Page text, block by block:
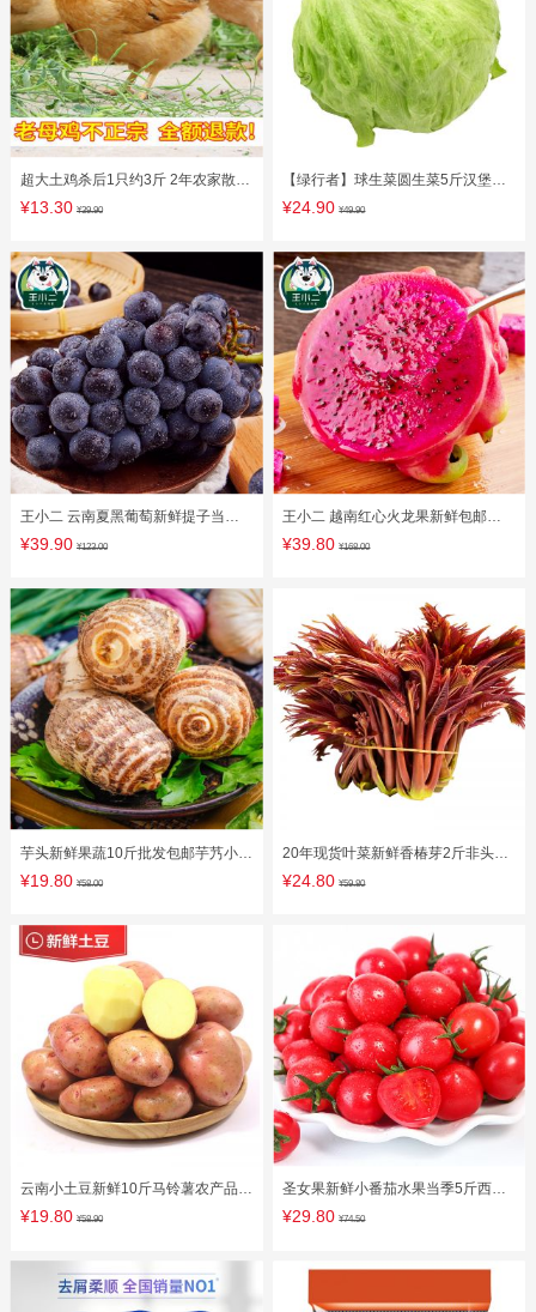
超大土鸡杀后1只约3斤 2年农家散养
老母鸡草鸡笨鸡走地鸡 现杀
¥13.30 ¥39.90
【绿行者】球生菜圆生菜5斤汉堡用
山东新鲜蔬菜即食轻食沙拉青菜
¥24.90 ¥49.90
王小二 云南夏黑葡萄新鲜提子当季
水果包邮无籽黑提红应季批发2斤
¥39.90 ¥123.00
王小二 越南红心火龙果新鲜包邮水
果当季大果整箱批发5斤红肉10
¥39.80 ¥168.00
芋头新鲜果蔬10斤批发包邮芋艿小芋
头香芋农家自种植粉糯荔浦整箱
¥19.80 ¥58.00
20年现货叶菜新鲜香椿芽2斤非头茬
红油香椿露天采摘助农蔬菜包邮
¥24.80 ¥59.80
云南小土豆新鲜10斤马铃薯农产品蔬
菜红皮洋芋批发迷你小黄心土豆
¥19.80 ¥58.90
圣女果新鲜小番茄水果当季5斤西红
柿应季时令整箱批天然千蔬菜禧
¥29.80 ¥74.50